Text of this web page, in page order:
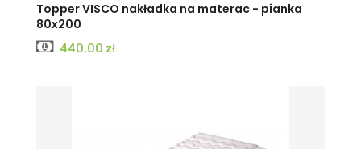
Topper VISCO nakładka na materac - pianka
80x200
Cena
440,00 zł